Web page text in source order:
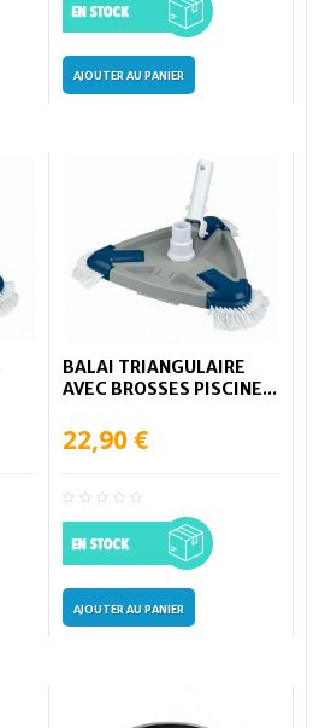
AJOUTER AU PANIER
BALAI TRIANGULAIRE
AVEC BROSSES PISCINE...
22,90 €
AJOUTER AU PANIER